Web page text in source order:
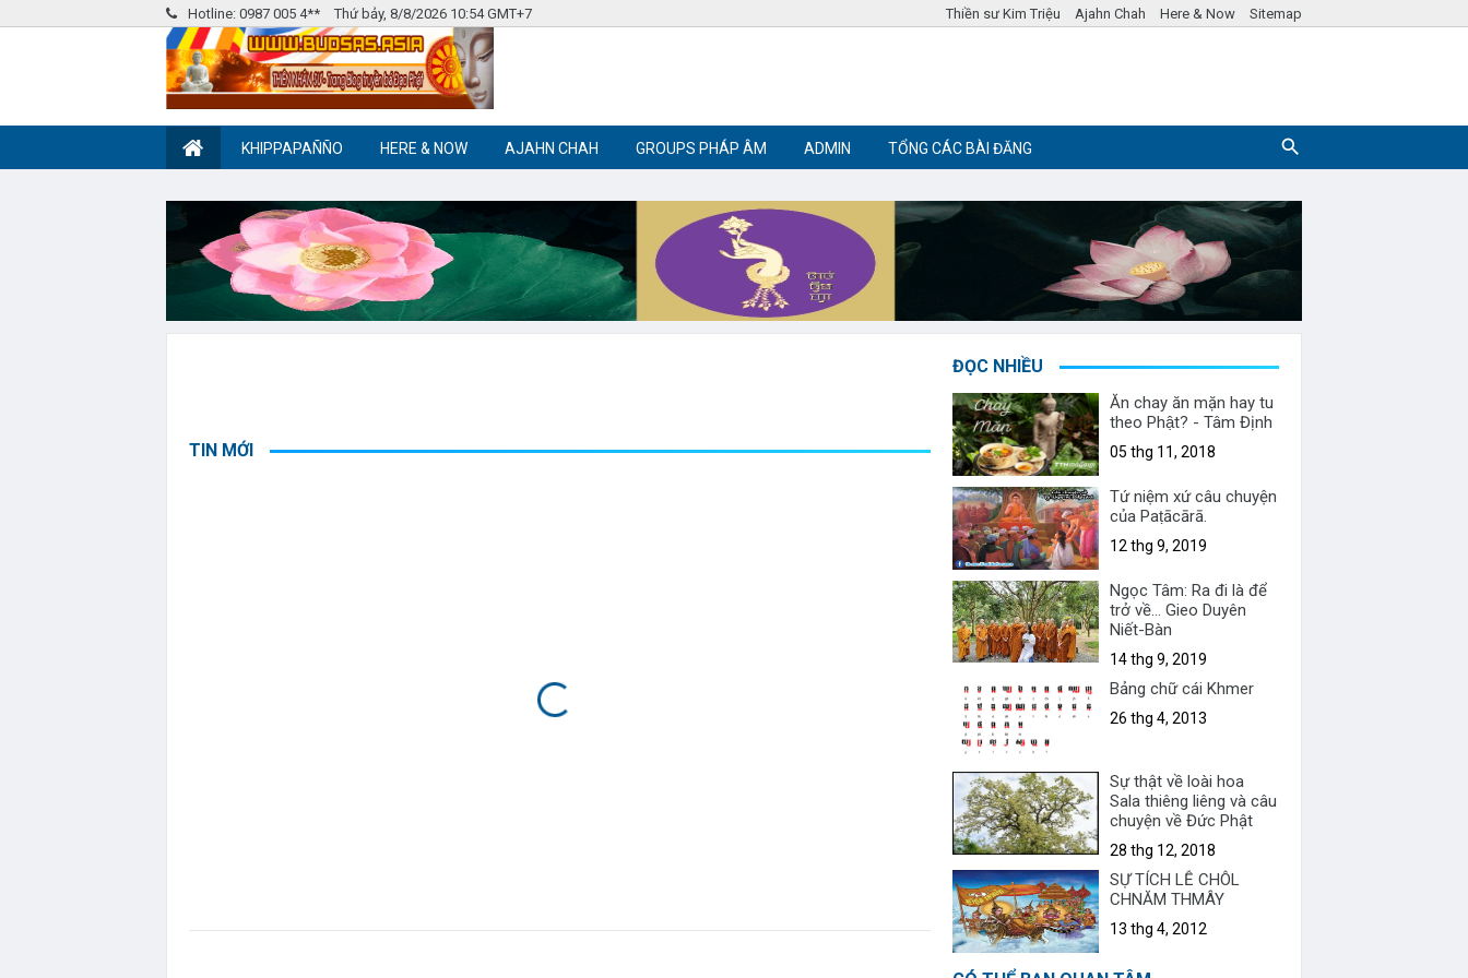
Hotline: 0987 005 4** Thứ bảy, 8/8/2026 10:54 GMT+7 Thiền sư Kim Triệu Ajahn Chah Here & Now Sitemap
Thiền Phật giáo
KHIPPAPAÑÑO HERE & NOW AJAHN CHAH GROUPS PHÁP ÂM ADMIN TỔNG CÁC BÀI ĐĂNG
TIN MỚI
ĐỌC NHIỀU
Ăn chay ăn mặn hay tu
theo Phật? - Tâm Định
05 thg 11, 2018
Tứ niệm xứ câu chuyện
của Paṭācārā.
12 thg 9, 2019
Ngọc Tâm: Ra đi là để
trở về... Gieo Duyên
Niết-Bàn
14 thg 9, 2019
Bảng chữ cái Khmer
26 thg 4, 2013
Sự thật về loài hoa
Sala thiêng liêng và câu
chuyện về Đức Phật
28 thg 12, 2018
SỰ TÍCH LỄ CHÔL
CHNĂM THMÂY
13 thg 4, 2012